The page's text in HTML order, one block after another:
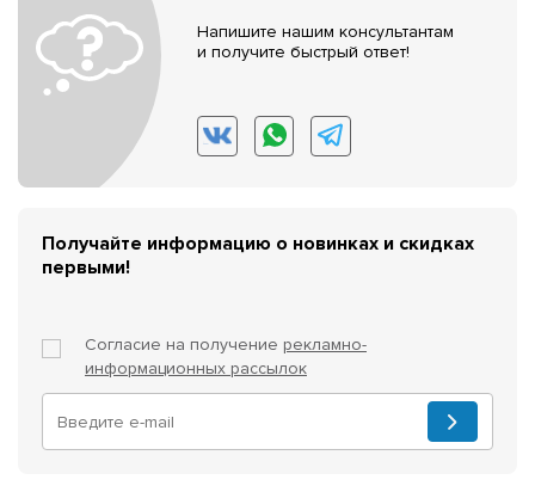
Напишите нашим консультантам
и получите быстрый ответ!
Получайте информацию о новинках и скидках
первыми!
Согласие на получение рекламно-
информационных рассылок